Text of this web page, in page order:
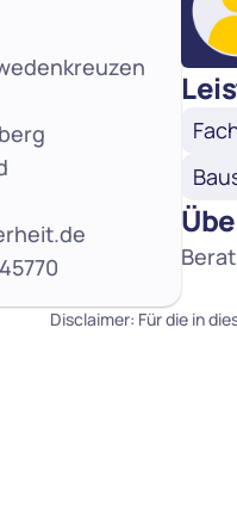
Disclaimer: Für die in